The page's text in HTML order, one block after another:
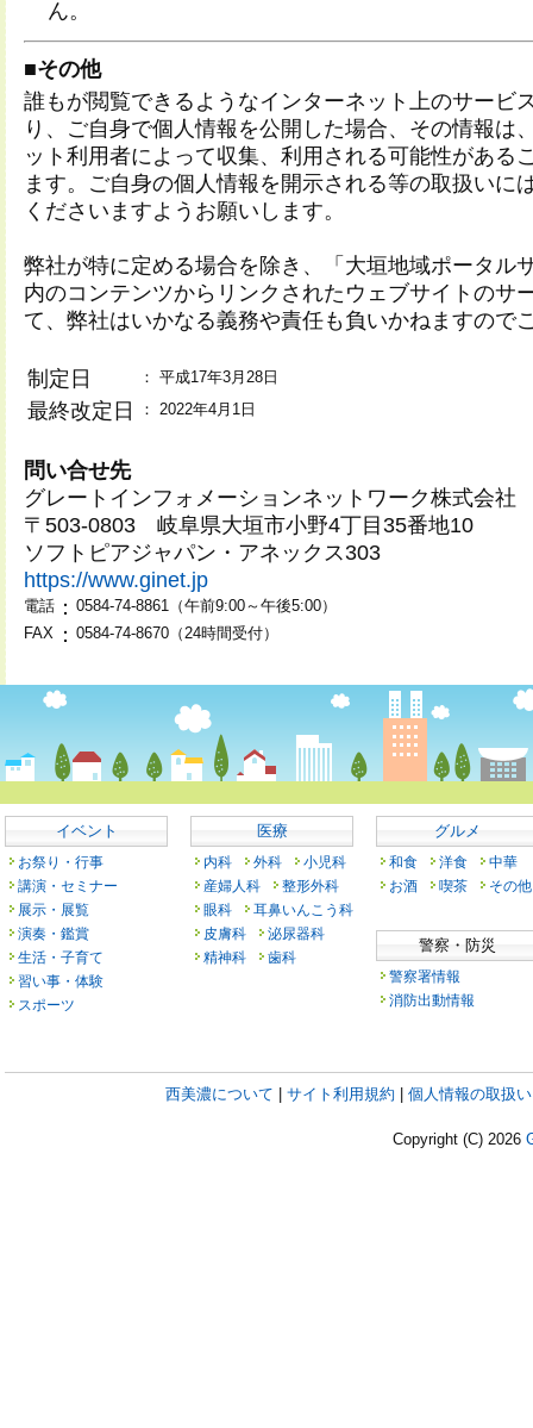
ん。
■その他
誰もが閲覧できるようなインターネット上のサービ
り、ご自身で個人情報を公開した場合、その情報は
ット利用者によって収集、利用される可能性がある
ます。ご自身の個人情報を開示される等の取扱いに
くださいますようお願いします。
弊社が特に定める場合を除き、「大垣地域ポータ
内のコンテンツからリンクされたウェブサイトのサ
て、弊社はいかなる義務や責任も負いかねますので
制定日 ： 平成17年3月28日
最終改定日 ： 2022年4月1日
問い合せ先
グレートインフォメーションネットワーク株式会社
〒503-0803 岐阜県大垣市小野4丁目35番地10
ソフトピアジャパン・アネックス303
https://www.ginet.jp
電話 ： 0584-74-8861（午前9:00～午後5:00）
FAX ： 0584-74-8670（24時間受付）
イベント
お祭り・行事
講演・セミナー
展示・展覧
演奏・鑑賞
生活・子育て
習い事・体験
スポーツ
医療
内科 外科
小児科
産婦人科
整形外科
眼科
耳鼻いんこう科
皮膚科
泌尿器科
精神科
歯科
グルメ
和食 洋食
中華
お酒
喫茶 その他
警察・防災
警察署情報
消防出動情報
西美濃について サイト利用規約 個人情報の取扱
Copyright (C) 2026